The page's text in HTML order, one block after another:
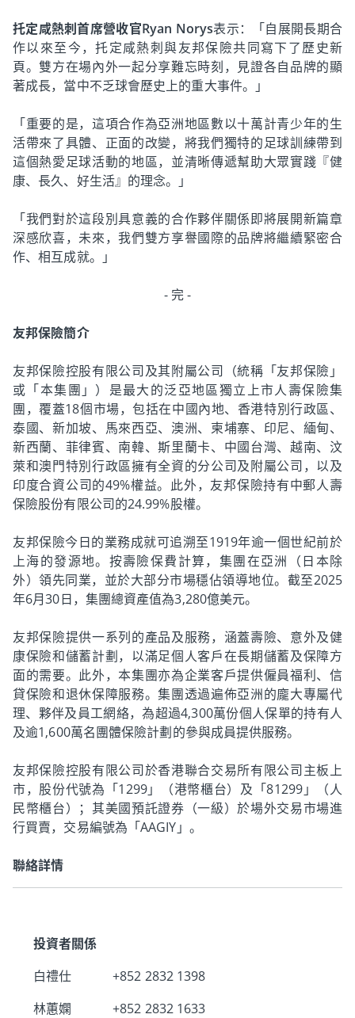
托定咸熱刺首席營收官Ryan Norys表示：「自展開長期合
作以來至今，托定咸熱刺與友邦保險共同寫下了歷史新
頁。雙方在場內外一起分享難忘時刻，見證各自品牌的顯
著成長，當中不乏球會歷史上的重大事件。」
「重要的是，這項合作為亞洲地區數以十萬計青少年的生
活帶來了具體、正面的改變，將我們獨特的足球訓練帶到
這個熱愛足球活動的地區，並清晰傳遞幫助大眾實踐『健
康、長久、好生活』的理念。」
「我們對於這段別具意義的合作夥伴關係即將展開新篇章
深感欣喜，未來，我們雙方享譽國際的品牌將繼續緊密合
作、相互成就。」
- 完 -
友邦保險簡介
友邦保險控股有限公司及其附屬公司（統稱「友邦保險」
或「本集團」）是最大的泛亞地區獨立上市人壽保險集
團，覆蓋18個市場，包括在中國內地、香港特別行政區、
泰國、新加坡、馬來西亞、澳洲、柬埔寨、印尼、緬甸、
新西蘭、菲律賓、南韓、斯里蘭卡、中國台灣、越南、汶
萊和澳門特別行政區擁有全資的分公司及附屬公司，以及
印度合資公司的49%權益。此外，友邦保險持有中郵人壽
保險股份有限公司的24.99%股權。
友邦保險今日的業務成就可追溯至1919年逾一個世紀前於
上海的發源地。按壽險保費計算，集團在亞洲（日本除
外）領先同業，並於大部分市場穩佔領導地位。截至2025
年6月30日，集團總資產值為3,280億美元。
友邦保險提供一系列的產品及服務，涵蓋壽險、意外及健
康保險和儲蓄計劃，以滿足個人客戶在長期儲蓄及保障方
面的需要。此外，本集團亦為企業客戶提供僱員福利、信
貸保險和退休保障服務。集團透過遍佈亞洲的龐大專屬代
理、夥伴及員工網絡，為超過4,300萬份個人保單的持有人
及逾1,600萬名團體保險計劃的參與成員提供服務。
友邦保險控股有限公司於香港聯合交易所有限公司主板上
市，股份代號為「1299」（港幣櫃台）及「81299」（人
民幣櫃台）；其美國預託證券（一級）於場外交易市場進
行買賣，交易編號為「AAGIY」。
聯絡詳情
投資者關係
白禮仕
+852 2832 1398
林蕙嫻
+852 2832 1633